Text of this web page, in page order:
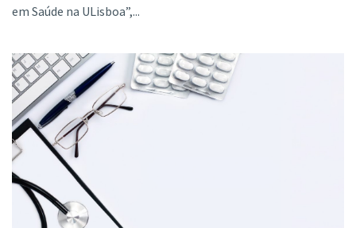
em Saúde na ULisboa”,...